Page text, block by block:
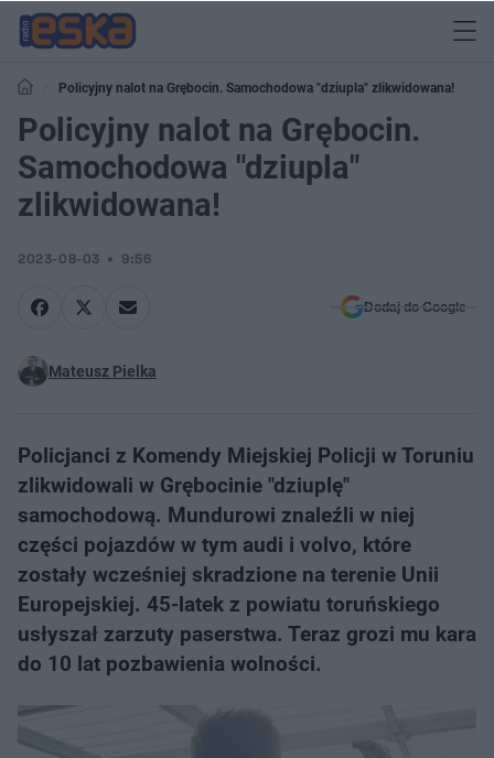
Policyjny nalot na Grębocin. Samochodowa "dziupla" zlikwidowana!
Policyjny nalot na Grębocin.
Samochodowa "dziupla"
zlikwidowana!
2023-08-03 9:56
Dodaj do Google
Mateusz Pielka
Policjanci z Komendy Miejskiej Policji w Toruniu
zlikwidowali w Grębocinie "dziuplę"
samochodową. Mundurowi znaleźli w niej
części pojazdów w tym audi i volvo, które
zostały wcześniej skradzione na terenie Unii
Europejskiej. 45-latek z powiatu toruńskiego
usłyszał zarzuty paserstwa. Teraz grozi mu kara
do 10 lat pozbawienia wolności.